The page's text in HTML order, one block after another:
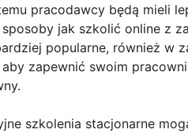
pracodawcy będą mieli
sposoby jak szkolić online z
popularne, również w
zapewnić swoim
szkolenia stacjonarne